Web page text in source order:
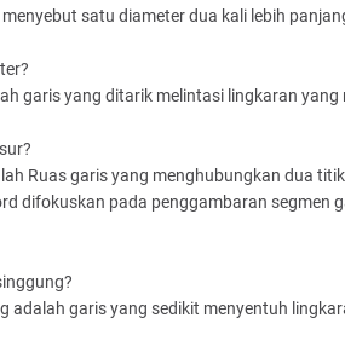
satu diameter dua kali lebih
garis yang ditarik melintasi lingkaran yang
Ruas garis yang menghubungkan dua
difokuskan pada penggambaran segmen
adalah garis yang sedikit menyentuh